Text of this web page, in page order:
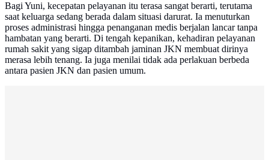
Bagi Yuni, kecepatan pelayanan itu terasa sangat berarti, terutama
saat keluarga sedang berada dalam situasi darurat. Ia menuturkan
proses administrasi hingga penanganan medis berjalan lancar tanpa
hambatan yang berarti. Di tengah kepanikan, kehadiran pelayanan
rumah sakit yang sigap ditambah jaminan JKN membuat dirinya
merasa lebih tenang. Ia juga menilai tidak ada perlakuan berbeda
antara pasien JKN dan pasien umum.